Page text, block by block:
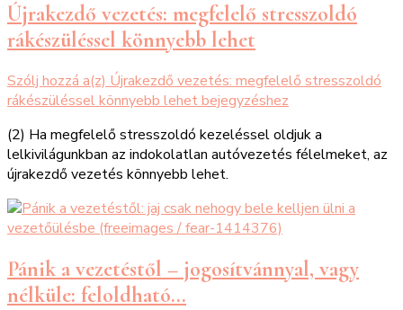
Újrakezdő vezetés: megfelelő stresszoldó
rákészüléssel könnyebb lehet
Szólj hozzá a(z) Újrakezdő vezetés: megfelelő stresszoldó
rákészüléssel könnyebb lehetbejegyzéshez
(2) Ha megfelelő stresszoldó kezeléssel oldjuk a
lelkivilágunkban az indokolatlan autóvezetés félelmeket, az
újrakezdő vezetés könnyebb lehet.
Pánik a vezetéstől – jogosítvánnyal, vagy
nélküle: feloldható…